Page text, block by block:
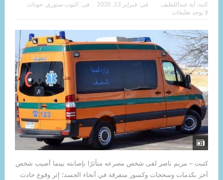
كتبه: آية عبداللطيف فى: فبراير 13, 2026 فى: التوب ستوري, حوداث
لا يوجد تعليقات
كتبت – مريم ناصر لقى شخص مصرعه متأثرًا بإصابته بينما أصيب شخص
آخر بكدمات وسحجات وكسور متفرقة في أنحاء الجسد؛ إثر وقوع حادث